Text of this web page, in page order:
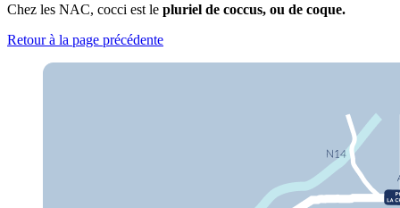
Chez les NAC, cocci est le pluriel de coccus, ou de coque.
Retour à la page précédente